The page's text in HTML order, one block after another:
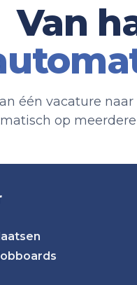
Van
één vacature
op